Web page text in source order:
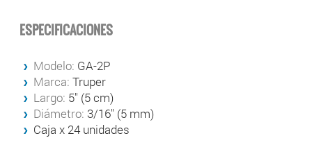
ESPECIFICACIONES
Modelo: GA-2P
Marca: Truper
Largo: 5'' (5 cm)
Diámetro: 3/16'' (5 mm)
Caja x 24 unidades